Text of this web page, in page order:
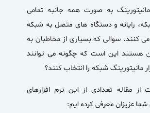
مانیتورینگ به صورت همه جانبه تمامی
رایانه و دستگاه های متصل به شبکه
کنند. سوالی که بسیاری از مخاطبان به
هستند این است که چگونه می توانند
مانیتورینگ شبکه را انتخاب کنند؟
مقاله تعدادی از این نرم افزارهای
شما عزیزان معرفی کرده ایم: